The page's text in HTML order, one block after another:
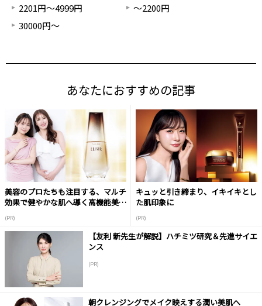
2201円～4999円
～2200円
30000円～
あなたにおすすめの記事
美容のプロたちも注目する、マルチ
効果で健やかな肌へ導く高機能美容
(PR)
キュッと引き締まり、イキイキとし
た肌印象に
(PR)
【友利 新先生が解説】ハチミツ研究＆先進サイエ
ンス
(PR)
朝クレンジングでメイク映えする潤い美肌へ